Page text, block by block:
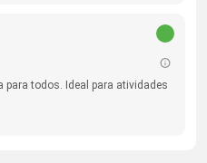
para todos. Ideal para atividades